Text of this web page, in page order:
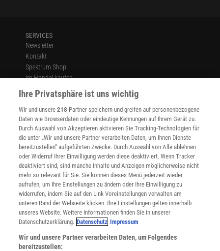
SERVICES
Newsletter
Kontakt
Spektrum Shop
Im Handel kaufen
Presse
Verträge kündigen
Widerruf
INFO
Mediadaten
Datenschutz
Nutzungsbedingungen
Cookie-Einstellungen
Utiq verwalten
Nutzungsbasierte Onlinewerbung
Alle Artikel
Impressum
Angebote für Schulen
Ihre Privatsphäre ist uns wichtig
Wir und unsere218-Partner speichern und greifen auf personenbezogene
Daten wie Browserdaten oder eindeutige Kennungen auf Ihrem Gerät zu.
Durch Auswahl von Akzeptieren aktivieren Sie Tracking-Technologien für
die unter „Wir und unsere Partner verarbeiten Daten, um Ihnen Dienste
bereitzustellen“ aufgeführten Zwecke. Durch Auswahl von Alle ablehnen
oder Widerruf Ihrer Einwilligung werden diese deaktiviert. Wenn Tracker
deaktiviert sind, sind manche Inhalte und Anzeigen möglicherweise nicht
mehr so relevant für Sie. Sie können dieses Menü jederzeit wieder
aufrufen, um Ihre Einstellungen zu ändern oder Ihre Einwilligung zu
widerrufen, indem Sie auf den Link Voreinstellungen verwalten am
unteren Rand der Webseite klicken. Ihre Einstellungen gelten innerhalb
unseres Website. Weitere Informationen finden Sie in unserer
Datenschutzerklärung. Datenschutz Impressum
Wir und unsere Partner verarbeiten Daten, um Folgendes
bereitzustellen: